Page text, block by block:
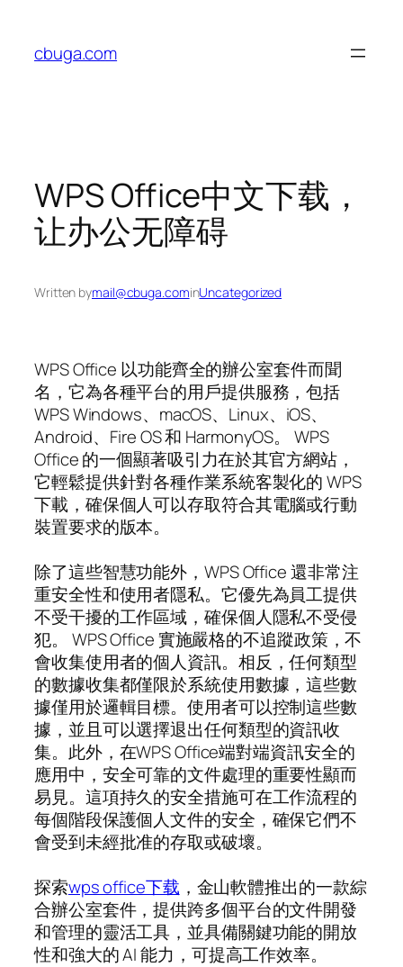
content
cbuga.com
WPS Office中文下载，
让办公无障碍
Written bymail@cbuga.cominUncategorized
WPS Office 以功能齊全的辦公室套件而聞
名，它為各種平台的用戶提供服務，包括
WPS Windows、macOS、Linux、iOS、
Android、Fire OS 和 HarmonyOS。 WPS
Office 的一個顯著吸引力在於其官方網站，
它輕鬆提供針對各種作業系統客製化的 WPS
下載，確保個人可以存取符合其電腦或行動
裝置要求的版本。
除了這些智慧功能外，WPS Office 還非常注
重安全性和使用者隱私。它優先為員工提供
不受干擾的工作區域，確保個人隱私不受侵
犯。 WPS Office 實施嚴格的不追蹤政策，不
會收集使用者的個人資訊。相反，任何類型
的數據收集都僅限於系統使用數據，這些數
據僅用於邏輯目標。使用者可以控制這些數
據，並且可以選擇退出任何類型的資訊收
集。此外，在WPS Office端對端資訊安全的
應用中，安全可靠的文件處理的重要性顯而
易見。這項持久的安全措施可在工作流程的
每個階段保護個人文件的安全，確保它們不
會受到未經批准的存取或破壞。
探索wps office下载 ，金山軟體推出的一款綜
合辦公室套件，提供跨多個平台的文件開發
和管理的靈活工具，並具備關鍵功能的開放
性和強大的 AI 能力，可提高工作效率。